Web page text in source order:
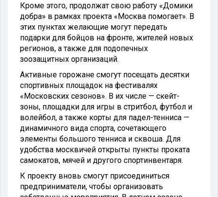
Кроме этого, продолжат свою работу «Домики
добра» в рамках проекта «Москва помогает». В
этих пунктах желающие могут передать
подарки для бойцов на фронте, жителей новых
регионов, а также для подопечных
зоозащитных организаций.
Активные горожане смогут посещать десятки
спортивных площадок на фестивалях
«Московских сезонов». В их числе — скейт-
зоны, площадки для игры в стритбол, футбол и
волейбол, а также корты для падел-тенниса —
динамичного вида спорта, сочетающего
элементы большого тенниса и сквоша. Для
удобства москвичей открыты пункты проката
самокатов, мячей и другого спортинвентаря.
К проекту вновь смогут присоединиться
предприниматели, чтобы организовать